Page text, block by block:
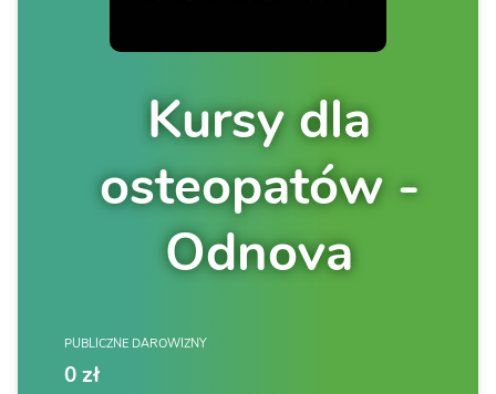
Kursy dla
osteopatów -
Odnova
PUBLICZNE DAROWIZNY
0 zł